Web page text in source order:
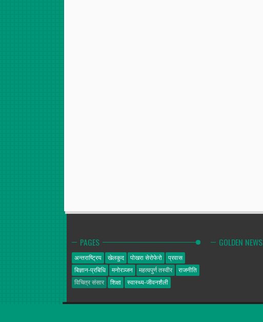
PAGES
अन्तराष्ट्रिय खेलकुद पोखरा सेरोफेरो
प्रवास
बिज्ञान-प्रबिधि
मनोरञ्जन महत्वपुर्ण तस्वीर
राजनीति
विचित्र संसार
शिक्षा स्वास्थ्य-जीवनशैली
GOLDEN NEWS